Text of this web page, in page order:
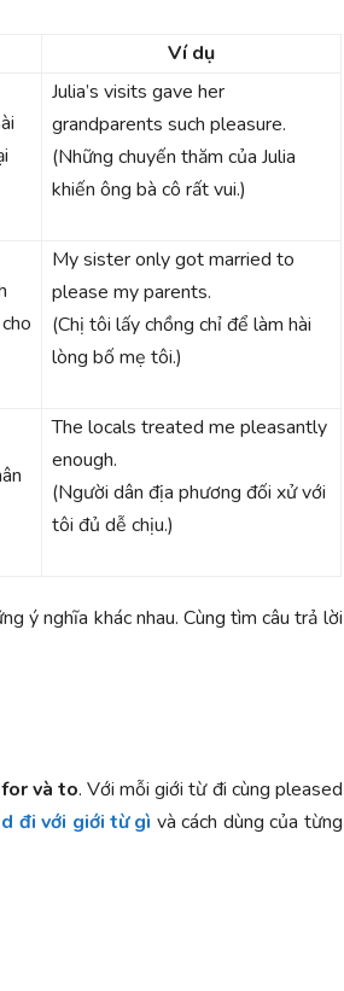
Ví dụ
Julia’s visits gave her
grandparents such pleasure.
(Những chuyến thăm của Julia
khiến ông bà cô rất vui.)
My sister only got married to
please my parents.
(Chị tôi lấy chồng chỉ để làm hài
lòng bố mẹ tôi.)
The locals treated me pleasantly
enough.
(Người dân địa phương đối xử với
tôi đủ dễ chịu.)
ý nghĩa khác nhau. Cùng tìm câu trả lời
và to. Với mỗi giới từ đi cùng pleased
đi với giới từ gì và cách dùng của từng